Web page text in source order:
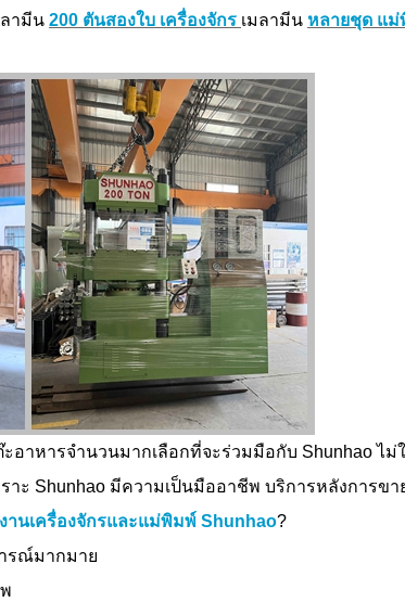
ามีน 200 ตันสองใบ เครื่องจักร เมลามีน หลายชุด แ
ะอาหารจำนวนมากเลือกที่จะร่วมมือกับ Shunhao ไ
าะ Shunhao มีความเป็นมืออาชีพ บริการหลังการขา
านเครื่องจักรและแม่พิมพ์ Shunhao?
รณ์มากมาย